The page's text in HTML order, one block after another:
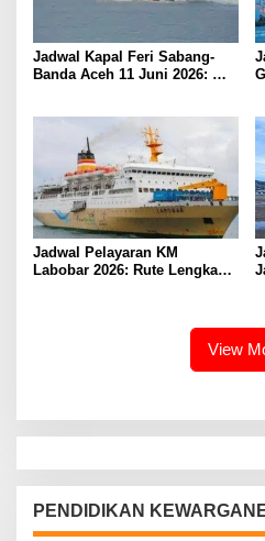
Jadwal Kapal Feri Sabang-
Banda Aceh 11 Juni 2026:
Jadwal Pelayaran KM
Labobar 2026: Rute Lengkap
View
PENDIDIKAN